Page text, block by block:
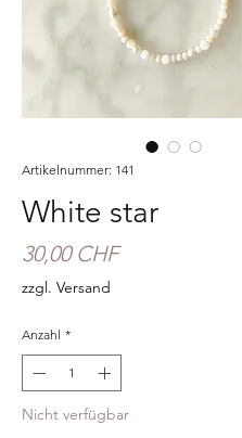
Artikelnummer: 141
White star
30,00 CHFPreis
zzgl. Versand
Anzahl *
Nicht verfügbar